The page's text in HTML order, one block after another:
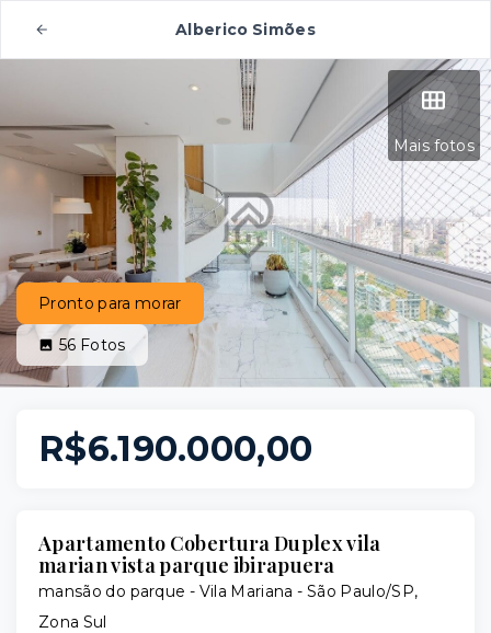
Alberico Simões
Mais fotos
Pronto para morar
56 Fotos
R$6.190.000,00
Apartamento Cobertura Duplex vila
marian vista parque ibirapuera
mansão do parque - Vila Mariana - São Paulo/SP,
Zona Sul